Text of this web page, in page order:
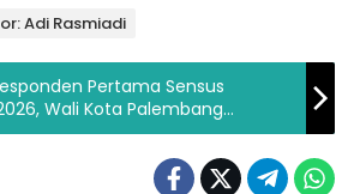
Adi Rasmiadi
Pertama Sensus
Wali Kota Palembang
Berikan Data Jujur